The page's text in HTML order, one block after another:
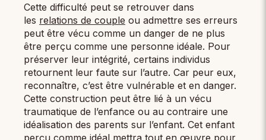
Cette difficulté peut se retrouver dans
les relations de couple ou admettre ses erreurs
peut être vécu comme un danger de ne plus
être perçu comme une personne idéale. Pour
préserver leur intégrité, certains individus
retournent leur faute sur l’autre. Car peur eux,
reconnaître, c’est être vulnérable et en danger.
Cette construction peut être lié à un vécu
traumatique de l’enfance ou au contraire une
idéalisation des parents sur l’enfant. Cet enfant
perçu comme idéal mettra tout en œuvre pour